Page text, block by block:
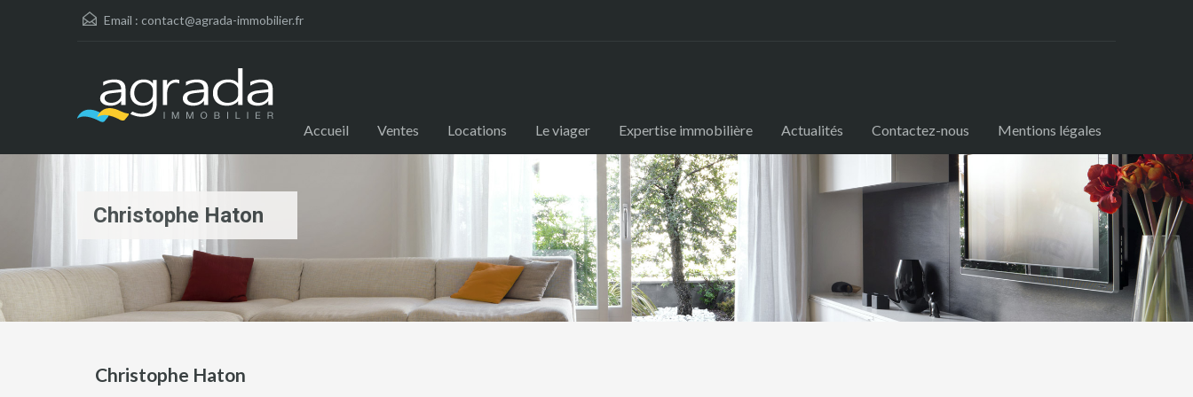
Email : contact@agrada-immobilier.fr
Accueil Ventes Locations Le viager Expertise immobilière Actualités Contactez-nous Mentions légales
Christophe Haton
Christophe Haton